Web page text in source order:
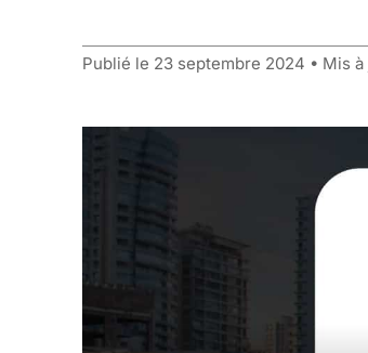
Publié le 23 septembre 2024 • Mis